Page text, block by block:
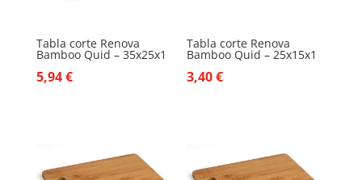
Tabla corte Renova
Bamboo Quid – 35x25x1
5,94€
Tabla corte Renova
Bamboo Quid – 25x15x1
3,40€